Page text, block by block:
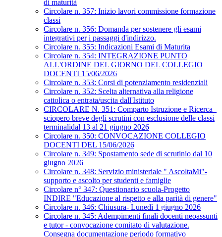
di maturità
Circolare n. 357: Inizio lavori commissione formazione
classi
Circolare n. 356: Domanda per sostenere gli esami
integrativi per i passaggi d'indirizzo.
Circolare n. 355: Indicazioni Esami di Maturita
Circolare n. 354: INTEGRAZIONE PUNTO
ALL'ORDINE DEL GIORNO DEL COLLEGIO
DOCENTI 15/06/2026
Circolare n. 353: Corsi di potenziamento residenziali
Circolare n. 352: Scelta alternativa alla religione
cattolica o entrata/uscita dall'Istituto
CIRCOLARE N. 351: Comparto Istruzione e Ricerca_
sciopero breve degli scrutini con esclusione delle classi
terminalidal 13 al 21 giugno 2026
Circolare n. 350: CONVOCAZIONE COLLEGIO
DOCENTI DEL 15/06/2026
Circolare n. 349: Spostamento sede di scrutinio dal 10
giugno 2026
Circolare n. 348: Servizio ministeriale " AscoltaMi"-
supporto e ascolto per studenti e famiglie
Circolare n° 347: Questionario scuola-Progetto
INDIRE "Educazione al rispetto e alla parità di genere"
Circolare n. 346: Chiusura- Lunedì 1 giugno 2026
Circolare n. 345: Adempimenti finali docenti neoassunti
e tutor - convocazione comitato di valutazione.
Consegna documentazione periodo formativo